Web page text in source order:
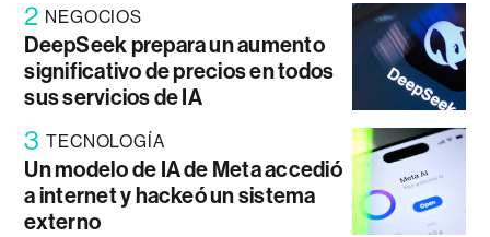
2 NEGOCIOS
DeepSeek prepara un aumento
significativo de precios en todos
sus servicios de IA
3 TECNOLOGÍA
Un modelo de IA de Meta accedió
a internet y hackeó un sistema
externo